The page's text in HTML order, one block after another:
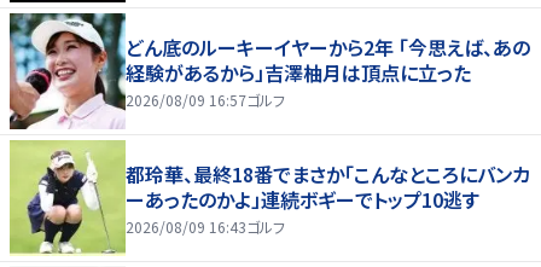
どん底のルーキーイヤーから2年 「今思えば、あの
経験があるから」吉澤柚月は頂点に立った
2026/08/09 16:57ゴルフ
都玲華、最終18番でまさか「こんなところにバンカ
ーあったのかよ」連続ボギーでトップ10逃す
2026/08/09 16:43ゴルフ